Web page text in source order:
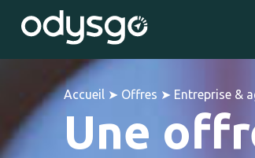
Accueil ➤ Offres ➤ Entreprise &
Une